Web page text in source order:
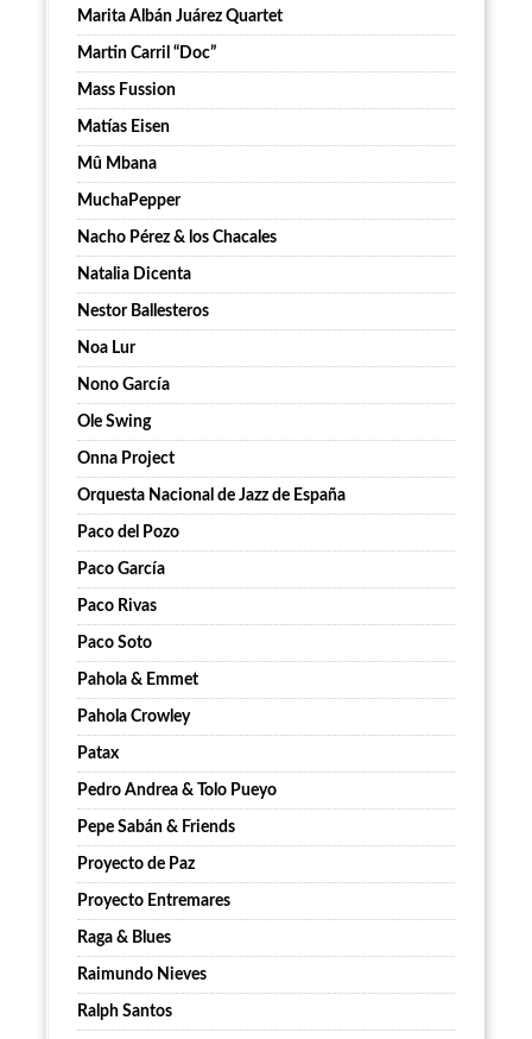
Marita Albán Juárez Quartet
Martin Carril “Doc”
Mass Fussion
Matías Eisen
Mû Mbana
MuchaPepper
Nacho Pérez & los Chacales
Natalia Dicenta
Nestor Ballesteros
Noa Lur
Nono García
Ole Swing
Onna Project
Orquesta Nacional de Jazz de España
Paco del Pozo
Paco García
Paco Rivas
Paco Soto
Pahola & Emmet
Pahola Crowley
Patax
Pedro Andrea & Tolo Pueyo
Pepe Sabán & Friends
Proyecto de Paz
Proyecto Entremares
Raga & Blues
Raimundo Nieves
Ralph Santos